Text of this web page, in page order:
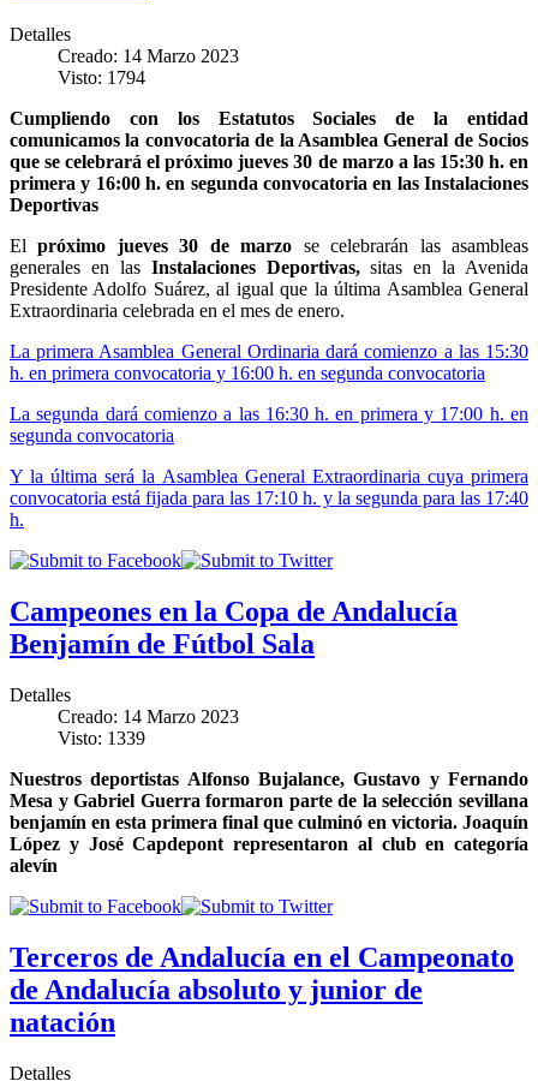
Detalles
Creado: 14 Marzo 2023
Visto: 1794
Cumpliendo con los Estatutos Sociales de la entidad
comunicamos la convocatoria de la Asamblea General de Socios
que se celebrará el próximo jueves 30 de marzo a las 15:30 h. en
primera y 16:00 h. en segunda convocatoria en las Instalaciones
Deportivas
Elpróximo jueves 30 de marzo se celebrarán las asambleas
generales en las Instalaciones Deportivas,sitas en la Avenida
Presidente Adolfo Suárez, al igual que la última Asamblea General
Extraordinaria celebrada en el mes de enero.
La primera Asamblea General Ordinaria dará comienzo a las 15:30
h. en primera convocatoria y 16:00 h. en segunda convocatoria
La segunda dará comienzo a las 16:30 h. en primera y 17:00 h. en
segunda convocatoria
Y la última será la Asamblea General Extraordinaria cuya primera
convocatoria está fijada para las 17:10 h. y la segunda para las 17:40
h.
Campeones en la Copa de Andalucía
Benjamín de Fútbol Sala
Detalles
Creado: 14 Marzo 2023
Visto: 1339
Nuestros deportistas Alfonso Bujalance, Gustavo y Fernando
Mesa y Gabriel Guerra formaron parte de la selección sevillana
benjamín en esta primera final que culminó en victoria. Joaquín
López y José Capdepont representaron al club en categoría
alevín
Terceros de Andalucía en el Campeonato
de Andalucía absoluto y junior de
natación
Detalles